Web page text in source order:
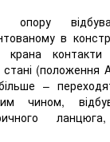
опору
в
крана контакти
(положення
–
чином,